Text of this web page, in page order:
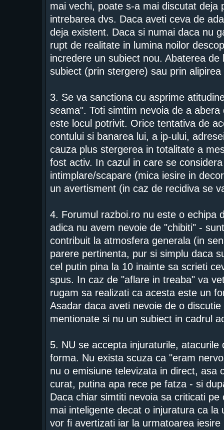
mai vechi, poate s-a mai discutat
intrebarea dvs. Daca aveti ceva de
deja existent. Daca si numai daca nu
rupt de realitate in lumina noilor
incredere un subiect nou. Abaterea
subiect (prin stergere) sau prin
3. Se va sanctiona cu asprime
seama". Toti simtim nevoia de a
este locul potrivit. Orice tentativa de
contului si banarea lui, a ip-ului,
cauza plus stergerea in totalitate a
fost activ. In cazul in care se
intimplare/scapare (mica iesire in
un avertisment (in caz de recidiva se
4. Forumul razboi.ro nu este o echipa
adica nu avem nevoie de "chibiti" -
contribuit la atmosfera generala (in
parere pertinenta, pur si simplu daca
cel putin pina la 10 inainte sa scrieti
spus. In caz de "aflare in treaba" va
rugam sa realizati ca acesta este un
Asadar daca aveti nevoie de o
mentionate si nu un subiect in cadrul
5. NU se accepta injuraturile,
forma. Nu exista scuza ca "eram
nu o emisiune televizata in direct, asa
curat, putina apa rece pe fatza - si
Daca chiar simtiti nevoia sa criticati
mai inteligente decat o injuratura ca
vor fi avertizati iar la urmatoarea